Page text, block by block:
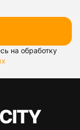
на обработку